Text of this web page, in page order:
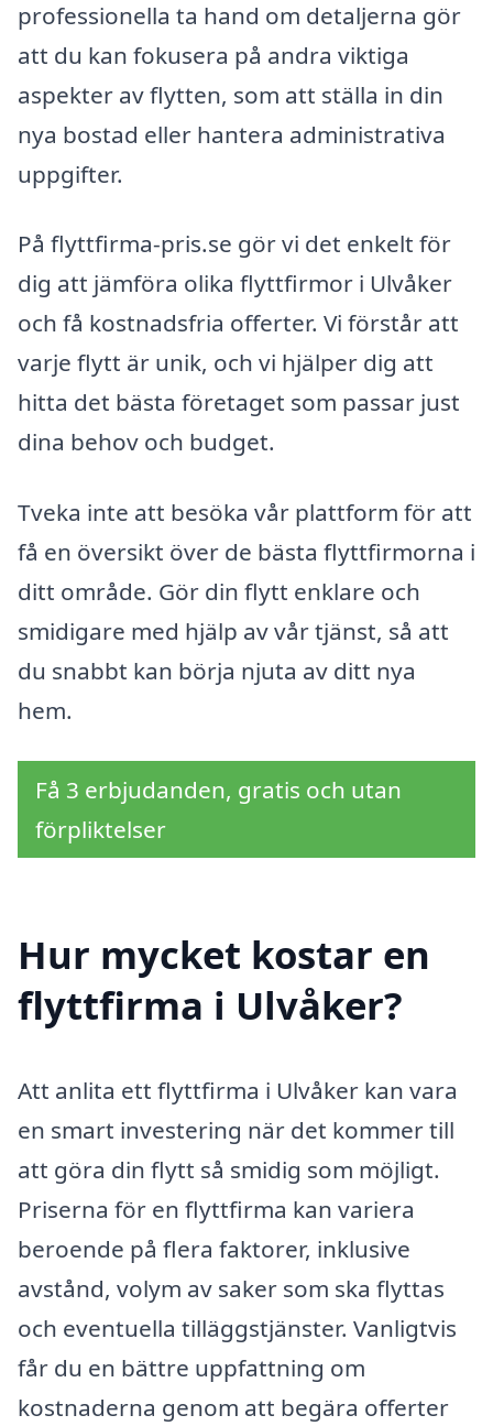
professionella ta hand om detaljerna gör
att du kan fokusera på andra viktiga
aspekter av flytten, som att ställa in din
nya bostad eller hantera administrativa
uppgifter.
På flyttfirma-pris.se gör vi det enkelt för
dig att jämföra olika flyttfirmor i Ulvåker
och få kostnadsfria offerter. Vi förstår att
varje flytt är unik, och vi hjälper dig att
hitta det bästa företaget som passar just
dina behov och budget.
Tveka inte att besöka vår plattform för att
få en översikt över de bästa flyttfirmorna i
ditt område. Gör din flytt enklare och
smidigare med hjälp av vår tjänst, så att
du snabbt kan börja njuta av ditt nya
hem.
Få 3 erbjudanden, gratis och utan
förpliktelser
Hur mycket kostar en
flyttfirma i Ulvåker?
Att anlita ett flyttfirma i Ulvåker kan vara
en smart investering när det kommer till
att göra din flytt så smidig som möjligt.
Priserna för en flyttfirma kan variera
beroende på flera faktorer, inklusive
avstånd, volym av saker som ska flyttas
och eventuella tilläggstjänster. Vanligtvis
får du en bättre uppfattning om
kostnaderna genom att begära offerter